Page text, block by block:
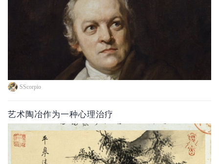
SScorpio
艺术陶冶作为一种心理治疗